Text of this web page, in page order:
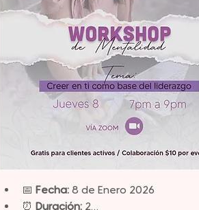
📅 Fecha: 8 de Enero 2026
⏰ Duración: 2…